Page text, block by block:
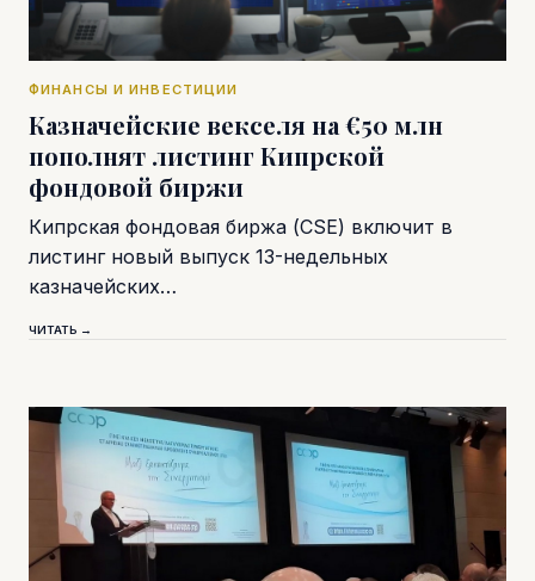
ФИНАНСЫ И ИНВЕСТИЦИИ
Казначейские векселя на €50 млн
пополнят листинг Кипрской
фондовой биржи
Кипрская фондовая биржа (CSE) включит в
листинг новый выпуск 13-недельных
казначейских…
ЧИТАТЬ →